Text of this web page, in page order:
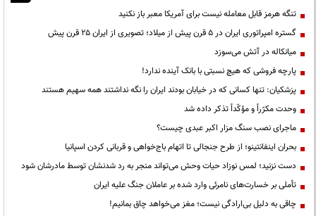
تنگه هرمز قابل معامله نیست برای آمریکا معبر باز نکنید
گستره امپراتوری ایران در ۵ قرن پیش از میلاد؛ تصویری از ایران ۲۵ قرن پیش
میانکاله در آتش می‌سوزد
پارچه فروشی که هیچ نسبتی با بانک آینده ندارد!
پزشکیان: تنها کسانی که در خیابان بودند ایران را نگه نداشتند همه سهیم هستند
وحدت مکرّراً و مؤکّداً تذکر داده شد
ماجرای نصب سنگ مزار اکبر عبدی چیست؟
بحران اینفانتینو؛ از طرح جنجالی تا اتهام باج‌خواهی و قربانی کردن اسپانیا
دست نزنید؛ لمس نوزاد حیات وحش می‌تواند منجر به رد شدنشان توسط مادرشان شود
تأملی بر خسارت‌های نامرئی وارد شده بر عاملان جنگ علیه ایران
چاقی به دلیل بی‌ارادگی نیست؛ مغز می‌خواهد چاق بمانیم!